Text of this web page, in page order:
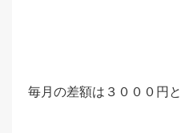
毎月の差額は３０００円